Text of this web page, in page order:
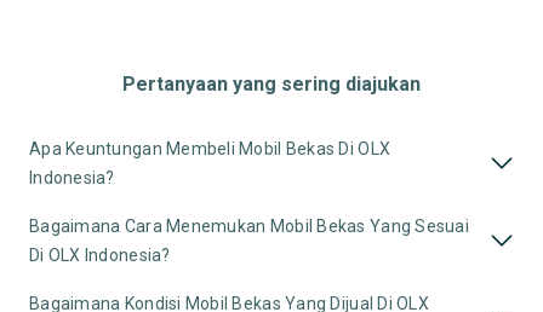
Pertanyaan yang sering diajukan
Apa Keuntungan Membeli Mobil Bekas Di OLX
Indonesia?
Bagaimana Cara Menemukan Mobil Bekas Yang Sesuai
Di OLX Indonesia?
Bagaimana Kondisi Mobil Bekas Yang Dijual Di OLX